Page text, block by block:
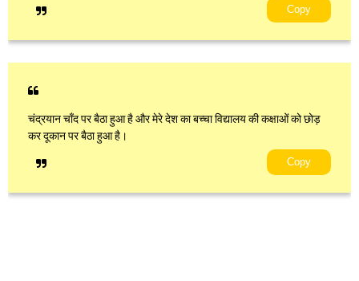
Copy
चंद्रयान चाँद पर बैठा हुआ है और मेरे देश का बच्चा विद्यालय की कक्षाओं को छोड़
कर दूकान पर बैठा हुआ है।
Copy